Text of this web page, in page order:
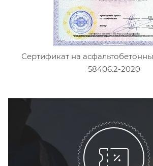
Сертификат на
58406.2-2020